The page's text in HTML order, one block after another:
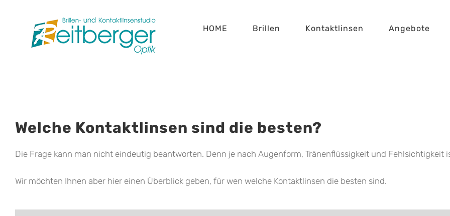
HOME Brillen Kontaktlinsen Angebote
Welche Kontaktlinsen sind die besten?
Die Frage kann man nicht eindeutig beantworten. Denn je nach Augenform, Tränenflüssigkeit und Fehlsichtigkeit
Wir möchten Ihnen aber hier einen Überblick geben, für wen welche Kontaktlinsen die besten sind.